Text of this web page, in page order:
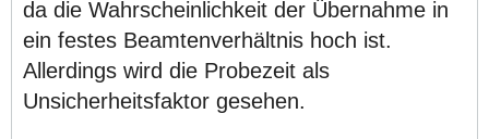
da die Wahrscheinlichkeit der Übernahme in
ein festes Beamtenverhältnis hoch ist.
Allerdings wird die Probezeit als
Unsicherheitsfaktor gesehen.